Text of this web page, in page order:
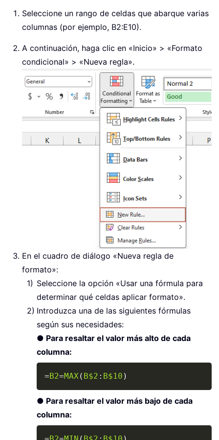
Seleccione un rango de celdas que abarque varias
columnas (por ejemplo, B2:E10).
A continuación, haga clic en «Inicio» > «Formato
condicional» > «Nueva regla».
En el cuadro de diálogo «Nueva regla de
formato»:
Seleccione la opción «Usar una fórmula para
determinar qué celdas aplicar formato».
Introduzca una de las siguientes fórmulas
según sus necesidades:
● Para resaltar el valor más alto de cada
columna:
= B2=MAX( B$2 : B$10 )
● Para resaltar el valor más bajo de cada
columna: